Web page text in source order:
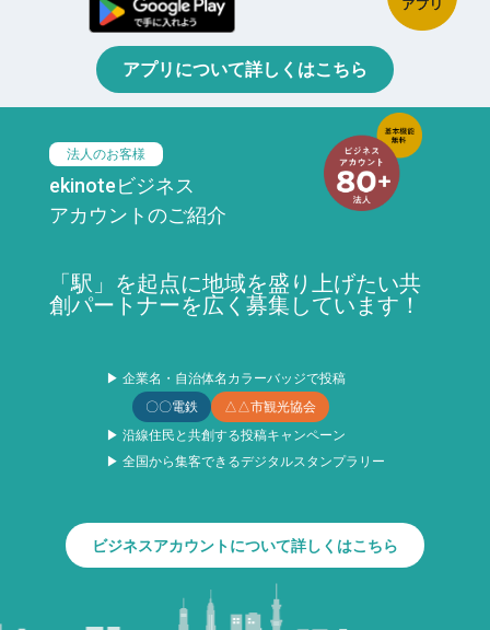
アプリについて詳しくはこちら
法人のお客様
ekinoteビジネス
アカウントのご紹介
「駅」を起点に地域を盛り上げたい共
創パートナーを広く募集しています！
▶ 企業名・自治体名カラーバッジで投稿
〇〇電鉄
△△市観光協会
▶ 沿線住民と共創する投稿キャンペーン
▶ 全国から集客できるデジタルスタンプラリー
ビジネスアカウントについて詳しくはこちら